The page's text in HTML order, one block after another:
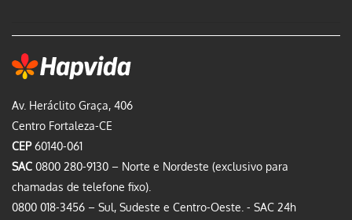
Av. Heráclito Graça, 406
Centro Fortaleza-CE
CEP60140-061
SAC 0800 280-9130 – Norte e Nordeste (exclusivo para
chamadas de telefone fixo).
0800 018-3456 – Sul, Sudeste e Centro-Oeste. - SAC 24h